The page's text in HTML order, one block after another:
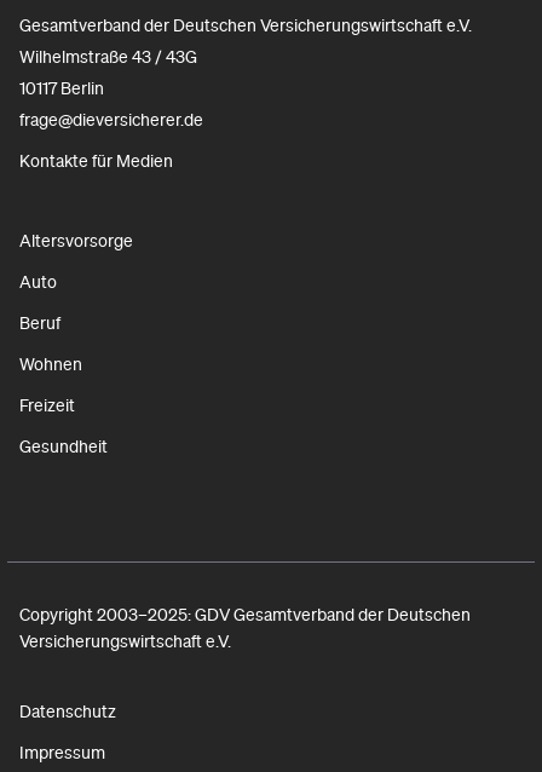
Gesamtverband der Deutschen Versicherungswirtschaft e.V.
Wilhelmstraße 43 / 43G
10117 Berlin
frage@dieversicherer.de
Kontakte für Medien
Altersvorsorge
Auto
Beruf
Wohnen
Freizeit
Gesundheit
Copyright 2003–2025: GDV Gesamtverband der Deutschen
Versicherungswirtschaft e.V.
Datenschutz
Impressum